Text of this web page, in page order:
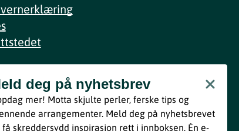
deg på nyhetsbrev
Bli med
deg på nyhetsbrev
mer! Motta skjulte perler, ferske tips og
arrangementer. Meld deg på nyhetsbrevet
få skreddersydd inspirasjon rett i innboksen. Én e-